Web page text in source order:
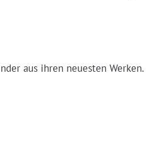
aus ihren neuesten Werken.